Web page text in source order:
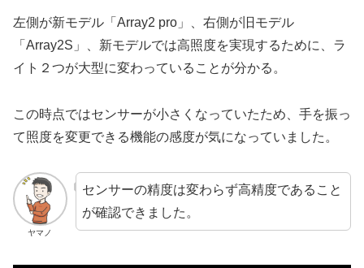
左側が新モデル「Array2 pro」、右側が旧モデル
「Array2S」、新モデルでは高照度を実現するために、ラ
イト２つが大型に変わっていることが分かる。
この時点ではセンサーが小さくなっていたため、手を振っ
て照度を変更できる機能の感度が気になっていました。
ヤマノ
センサーの精度は変わらず高精度であること
が確認できました。